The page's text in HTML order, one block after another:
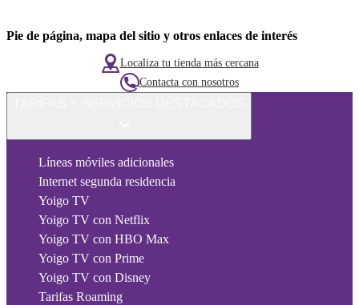
Pie de página, mapa del sitio y otros enlaces de interés
Localiza tu tienda más cercana
Contacta con nosotros
Líneas móviles adicionales
Internet segunda residencia
Yoigo TV
Yoigo TV con Netflix
Yoigo TV con HBO Max
Yoigo TV con Prime
Yoigo TV con Disney
Tarifas Roaming